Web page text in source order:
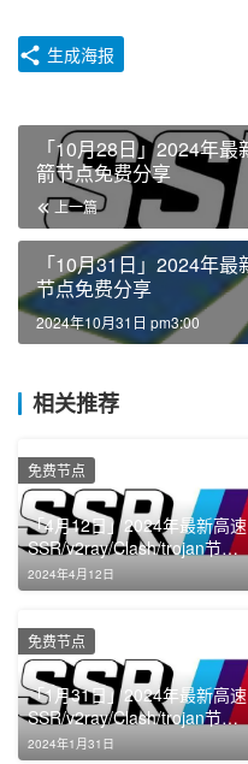
生成海报
「10月28日」2024年
箭节点免费分享
上一篇
「10月31日」2024年
节点免费分享
2024年10月31日 pm3:00
相关推荐
「4月12日」2024年最新高速
SSR/v2ray/Clash/trojan节点
免费分享
2024年4月12日
免费节点
「1月31日」2024年最新高速
SSR/v2ray/Clash/trojan节点
免费分享
2024年1月31日
免费节点